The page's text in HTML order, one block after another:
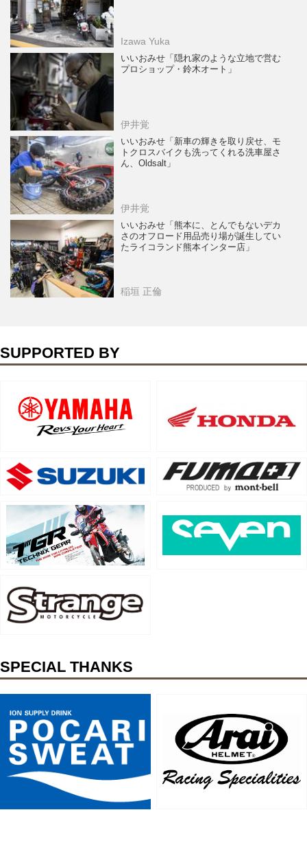
Izawa Yuka
いいおみせ「隠れ家のような立地で営む
プロショップ・鈴木オート」
伊井覚
いいおみせ「新車の輝きを取り戻せ、モ
トクロスバイクも洗ってくれる洗車屋さ
ん、Oldsalt」
伊井覚
いいおみせ「熊本に、とんでもないデカ
さのオフロード用品売り場が誕生してい
たライコランド熊本インター店」
稲垣 正倫
SUPPORTED BY
SPECIAL THANKS